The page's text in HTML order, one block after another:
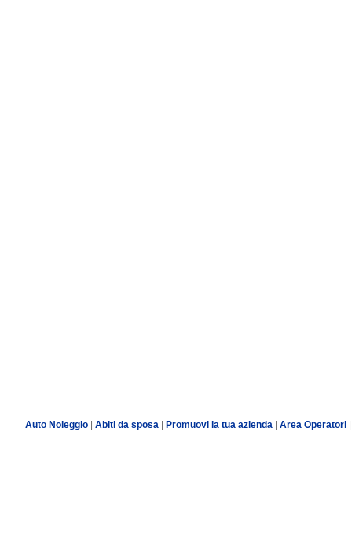
Auto Noleggio| Abiti da sposa| Promuovi la tua azienda Area Operatori